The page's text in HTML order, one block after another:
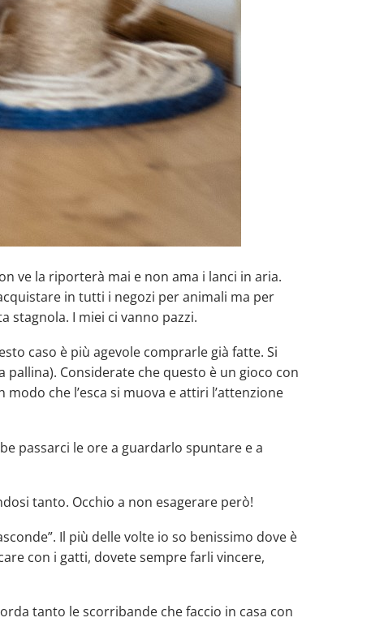
ve la riporterà mai e non ama i lanci in aria.
in tutti i negozi per animali ma per
stagnola. I miei ci vanno pazzi.
caso è più agevole comprarle già fatte. Si
Considerate che questo è un gioco con
che l’esca si muova e attiri l’attenzione
passarci le ore a guardarlo spuntare e a
tanto. Occhio a non esagerare però!
Il più delle volte io so benissimo dove è
con i gatti, dovete sempre farli vincere,
tanto le scorribande che faccio in casa con